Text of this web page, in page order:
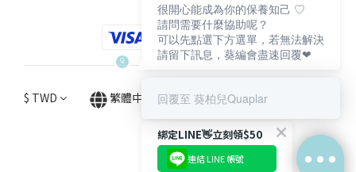
$ TWD 繁體中文
綁定LINE👋立刻領$50
連結 LINE 帳號
很開心能成為你的保養知己 ♡
請問需要什麼協助呢？
可以先點選下方選單，若無法解決
請留下訊息，葵編會盡速回覆❤
回覆至 葵柏兒Quaplar